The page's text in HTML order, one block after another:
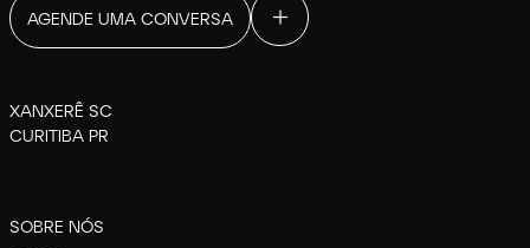
AGENDE UMA CONVERSA
XANXERÊ SC
CURITIBA PR
SOBRE NÓS